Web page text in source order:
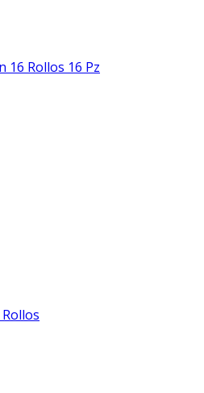
16 Rollos 16 Pz